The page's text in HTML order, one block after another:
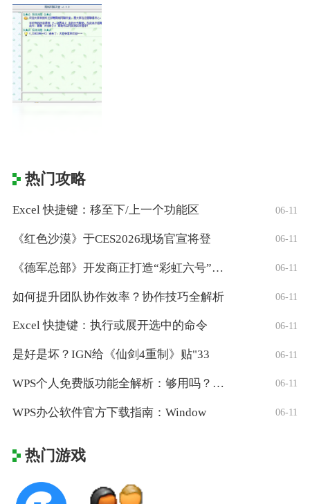
热门攻略
Excel 快捷键：移至下/上一个功能区 06-11
《红色沙漠》于CES2026现场官宣将登 06-11
《德军总部》开发商正打造“彩虹六号”风格 06-11
如何提升团队协作效率？协作技巧全解析 06-11
Excel 快捷键：执行或展开选中的命令 06-11
是好是坏？IGN给《仙剑4重制》贴"33 06-11
WPS个人免费版功能全解析：够用吗？适合 06-11
WPS办公软件官方下载指南：Window 06-11
热门游戏